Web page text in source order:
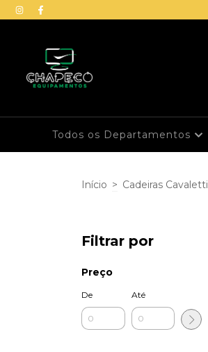
Todos os Departamentos
Início > Cadeiras Cavaletti
Filtrar por
Preço
De Até